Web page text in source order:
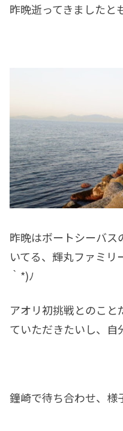
昨晩逝ってきましたと
昨晩はボートシーバス
いてる、輝丸ファミ
｀*)ﾉ
アオリ初挑戦とのこと
ていただきたいし、自
鐘崎で待ち合わせ、